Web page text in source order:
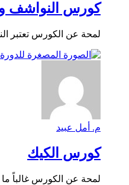
كورس النواشف
لمحة عن الكورس تعتبر
م. أمل عبيد
كورس الكيك
لمحة عن الكورس غالباً ما